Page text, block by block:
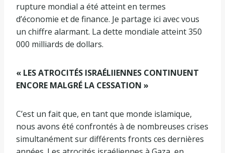
rupture mondial a été atteint en termes
d’économie et de finance. Je partage ici avec vous
un chiffre alarmant. La dette mondiale atteint 350
000 milliards de dollars.
« LES ATROCITÉS ISRAÉLIIENNES CONTINUENT
ENCORE MALGRÉ LA CESSATION »
C’est un fait que, en tant que monde islamique,
nous avons été confrontés à de nombreuses crises
simultanément sur différents fronts ces dernières